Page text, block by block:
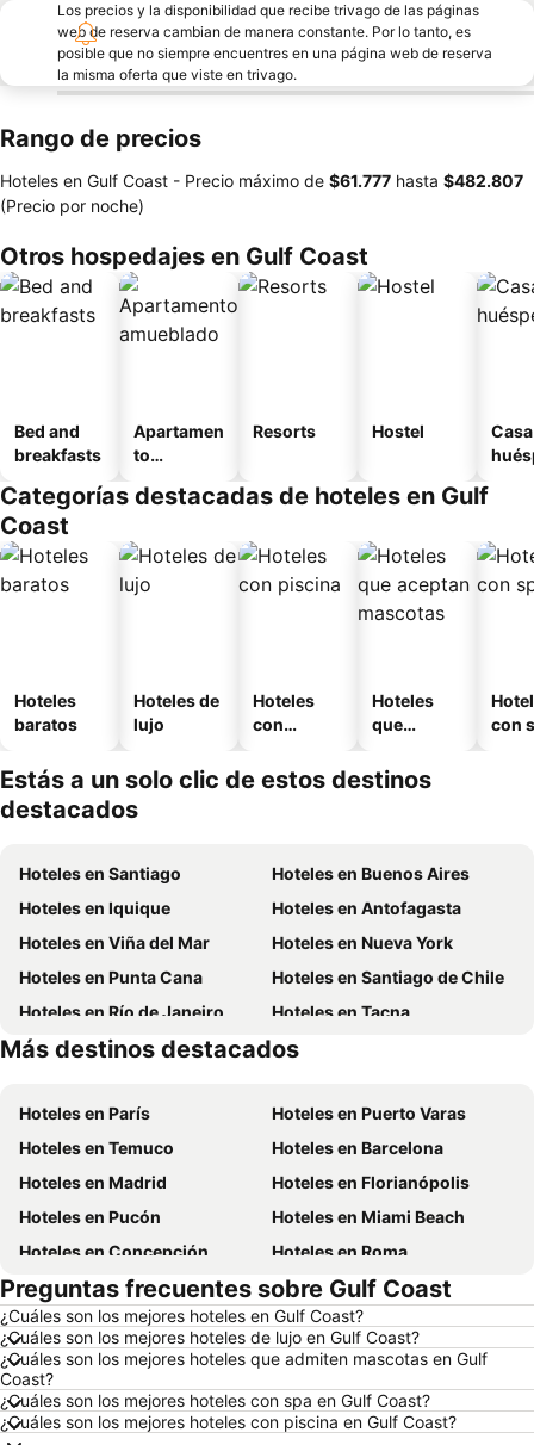
Los precios y la disponibilidad que recibe trivago de las páginas
web de reserva cambian de manera constante. Por lo tanto, es
posible que no siempre encuentres en una página web de reserva
la misma oferta que viste en trivago.
Rango de precios
Hoteles en Gulf Coast - Precio máximo de ‎$61.777 hasta ‎$482.807
(Precio por noche)
Otros hospedajes en Gulf Coast
Bed and
breakfasts
Apartamen
to
o
Resorts Hostel
Categorías destacadas de hoteles en Gulf
Coast
Hoteles
baratos
Hoteles de
lujo
Hoteles
con
Hoteles
que
mascotas
con
Estás a un solo clic de estos destinos
destacados
Hoteles en Santiago
Hoteles en Buenos Aires
Hoteles en Iquique
Hoteles en Antofagasta
Hoteles en Viña del Mar
Hoteles en Nueva York
Hoteles en Punta Cana
Hoteles en Santiago de Chile
Hoteles en Río de Janeiro
Hoteles en Tacna
Hoteles en Aruba
Hoteles en Curazao
Más destinos destacados
Hoteles en París
Hoteles en Puerto Varas
Hoteles en Temuco
Hoteles en Barcelona
Hoteles en Madrid
Hoteles en Florianópolis
Hoteles en Pucón
Hoteles en Miami Beach
Hoteles en Concepción
Hoteles en Roma
Hoteles en La Serena
Hoteles en Puerto Montt
Hoteles en Lima
Hoteles en Valdivia
Hoteles en San Andrés
Hoteles en Búzios
Hoteles en Chillán
Hoteles en Arica
Hoteles en Brasil
Hoteles en Chile
Preguntas frecuentes sobre Gulf Coast
¿Cuáles son los mejores hoteles en Gulf Coast?
¿Cuáles son los mejores hoteles de lujo en Gulf Coast?
¿Cuáles son los mejores hoteles que admiten mascotas en Gulf
Coast?
¿Cuáles son los mejores hoteles con spa en Gulf Coast?
¿Cuáles son los mejores hoteles con piscina en Gulf Coast?